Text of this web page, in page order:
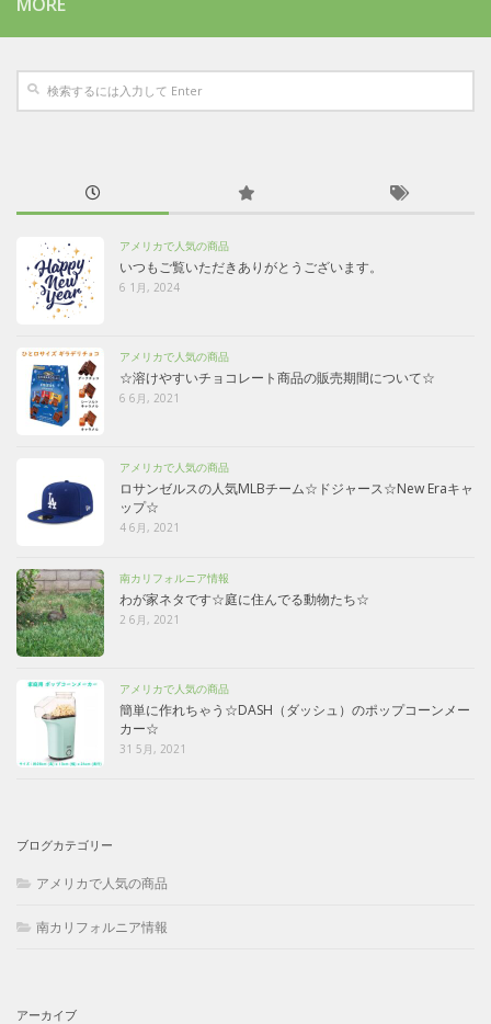
アメリカで人気の商品
いつもご覧いただきありがとうございます。
6 1月, 2024
アメリカで人気の商品
☆溶けやすいチョコレート商品の販売期間について☆
6 6月, 2021
アメリカで人気の商品
ロサンゼルスの人気MLBチーム☆ドジャース☆New Eraキャ
ップ☆
4 6月, 2021
南カリフォルニア情報
わが家ネタです☆庭に住んでる動物たち☆
2 6月, 2021
アメリカで人気の商品
簡単に作れちゃう☆DASH（ダッシュ）のポップコーンメー
カー☆
31 5月, 2021
ブログカテゴリー
アメリカで人気の商品
南カリフォルニア情報
アーカイブ